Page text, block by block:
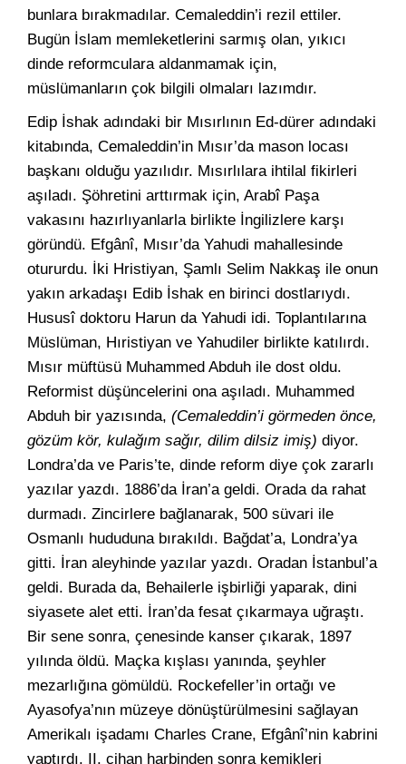
bunlara bırakmadılar. Cemaleddin’i rezil ettiler.
Bugün İslam memleketlerini sarmış olan, yıkıcı
dinde reformculara aldanmamak için,
müslümanların çok bilgili olmaları lazımdır.
Edip İshak adındaki bir Mısırlının Ed-dürer adındaki
kitabında, Cemaleddin’in Mısır’da mason locası
başkanı olduğu yazılıdır. Mısırlılara ihtilal fikirleri
aşıladı. Şöhretini arttırmak için, Arabî Paşa
vakasını hazırlıyanlarla birlikte İngilizlere karşı
göründü. Efgânî, Mısır’da Yahudi mahallesinde
otururdu. İki Hristiyan, Şamlı Selim Nakkaş ile onun
yakın arkadaşı Edib İshak en birinci dostlarıydı.
Hususî doktoru Harun da Yahudi idi. Toplantılarına
Müslüman, Hıristiyan ve Yahudiler birlikte katılırdı.
Mısır müftüsü Muhammed Abduh ile dost oldu.
Reformist düşüncelerini ona aşıladı. Muhammed
Abduh bir yazısında, (Cemaleddin’i görmeden önce,
gözüm kör, kulağım sağır, dilim dilsiz imiş) diyor.
Londra’da ve Paris’te, dinde reform diye çok zararlı
yazılar yazdı. 1886’da İran’a geldi. Orada da rahat
durmadı. Zincirlere bağlanarak, 500 süvari ile
Osmanlı hududuna bırakıldı. Bağdat’a, Londra’ya
gitti. İran aleyhinde yazılar yazdı. Oradan İstanbul’a
geldi. Burada da, Behailerle işbirliği yaparak, dini
siyasete alet etti. İran’da fesat çıkarmaya uğraştı.
Bir sene sonra, çenesinde kanser çıkarak, 1897
yılında öldü. Maçka kışlası yanında, şeyhler
mezarlığına gömüldü. Rockefeller’in ortağı ve
Ayasofya’nın müzeye dönüştürülmesini sağlayan
Amerikalı işadamı Charles Crane, Efgânî’nin kabrini
yaptırdı. II. cihan harbinden sonra kemikleri